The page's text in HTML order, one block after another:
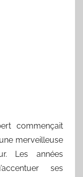
commençait
merveilleuse
Les années
ses